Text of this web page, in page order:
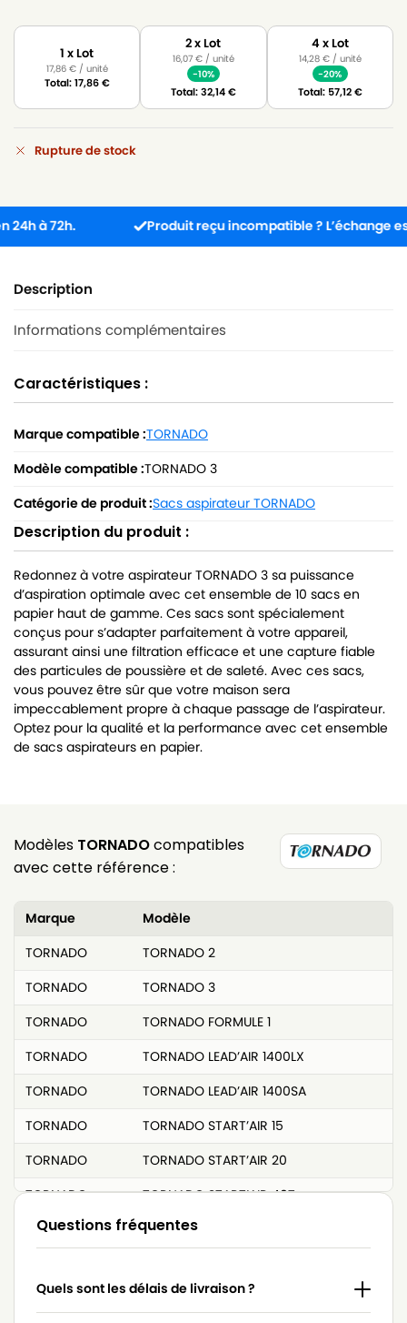
1 x Lot
17,86 €/ unité
Total:17,86€
2 x Lot
16,07 €/ unité
-10%
Total:32,14€
4 x Lot
14,28 €/ unité
-20%
Total: 57,12€
Rupture de stock
72h. Produit reçu incompatible ? L’échange est
Description
Informations complémentaires
Caractéristiques :
Marque compatible :TORNADO
Modèle compatible :TORNADO 3
Catégorie de produit :Sacs aspirateur TORNADO
Description du produit :
Redonnez à votre aspirateur TORNADO 3 sa puissance
d’aspiration optimale avec cet ensemble de 10 sacs en
papier haut de gamme. Ces sacs sont spécialement
conçus pour s’adapter parfaitement à votre appareil,
assurant ainsi une filtration efficace et une capture fiable
des particules de poussière et de saleté. Avec ces sacs,
vous pouvez être sûr que votre maison sera
impeccablement propre à chaque passage de l’aspirateur.
Optez pour la qualité et la performance avec cet ensemble
de sacs aspirateurs en papier.
Modèles TORNADOcompatibles
avec cette référence :
Marque
Modèle
TORNADO
TORNADO 2
TORNADO
TORNADO 3
TORNADO
TORNADO FORMULE 1
TORNADO
TORNADO LEAD’AIR 1400LX
TORNADO
TORNADO LEAD’AIR 1400SA
TORNADO
TORNADO START’AIR 15
TORNADO
TORNADO START’AIR 20
TORNADO
TORNADO START’AIR 40T
TORNADO
TORNADO SUP’AIR 10
TORNADO
TORNADO SUP’AIR 50
Questions fréquentes
Quels sont les délais de livraison ?